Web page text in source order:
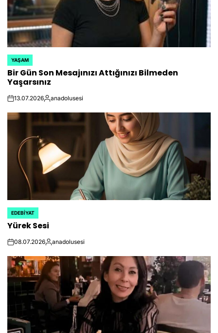
POSTED
IN
YAŞAM
Bir Gün Son Mesajınızı Attığınızı Bilmeden
Yaşarsınız
on13.07.2026Posted
anadolusesi
POSTED
IN
EDEBIYAT
Yürek Sesi
on08.07.2026Posted
anadolusesi